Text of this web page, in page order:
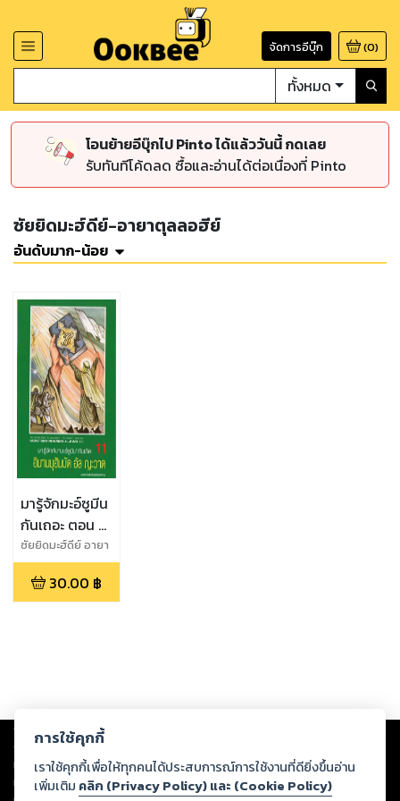
จัดการอีบุ๊ก (0)
ทั้งหมด
โอนย้ายอีบุ๊กไป Pinto ได้แล้ววันนี้ กดเลย
รับทันทีโค้ดลด ซื้อและอ่านได้ต่อเนื่องที่ Pinto
ซัยยิดมะฮ์ดีย์-อายาตุลลอฮีย์
อันดับมาก-น้อย
มารู้จักมะอ์ซูมีน
กันเถอะ ตอน รู้
จักอิมามญะวาด
(อ)
ซัยยิดมะฮ์ดีย์ อายา
ตุลลอฮีย์
30.00 ฿
Copyright © 2026
ต่อผลงานหรือเนื้อหาใดที่อัปโหลดผ่านเว็บไซต์และปรากฏว่าละเมิดสิทธิใน
ทรัพย์สินทางปัญญาของบุคคลอื่นหรือขัดต่อกฎหมายและศีลธรรม ดังนั้น ผู้อ่าน
ทุกท่านโปรดใช้วิจารณญาณในการกลั่นกรองด้วยตนเอง และหากท่านพบว่าส่วน
การใช้คุกกี้
เราใช้คุกกี้เพื่อให้ทุกคนได้ประสบการณ์การใช้งานที่ดียิ่งขึ้นอ่าน
เพิ่มเติม คลิก (Privacy Policy) และ (Cookie Policy)